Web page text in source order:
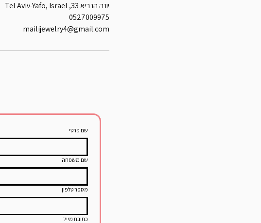
יונה הנביא 33, Tel Aviv-Yafo, Israel
0527009975
mailijewelry4@gmail.com
שם פרטי
שם משפחה
מספר טלפון
כתובת מייל